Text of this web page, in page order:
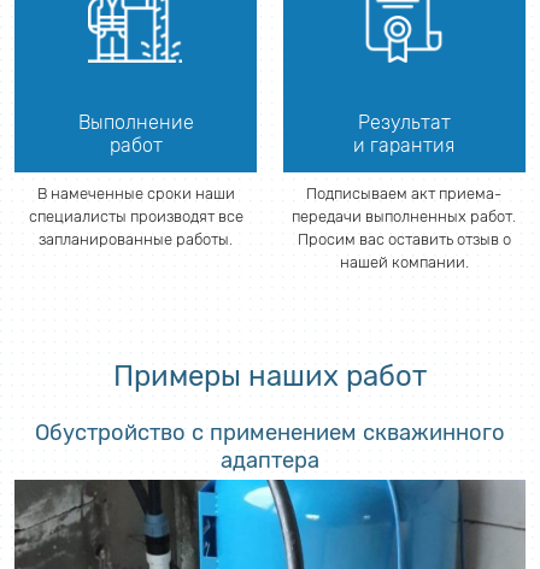
Выполнение
работ
В намеченные сроки наши
специалисты производят все
запланированные работы.
Результат
и гарантия
Подписываем акт приема-
передачи выполненных работ.
Просим вас оставить отзыв о
нашей компании.
Примеры наших работ
Обустройство с применением скважинного
адаптера